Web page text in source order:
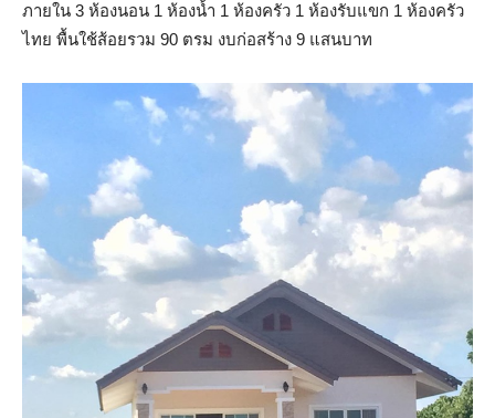
ภายใน 3 ห้องนอน 1 ห้องน้ำ 1 ห้องครัว 1 ห้องรับแขก 1 ห้องครัว
ไทย พื้นใช้ส้อยรวม 90 ตรม งบก่อสร้าง 9 แสนบาท